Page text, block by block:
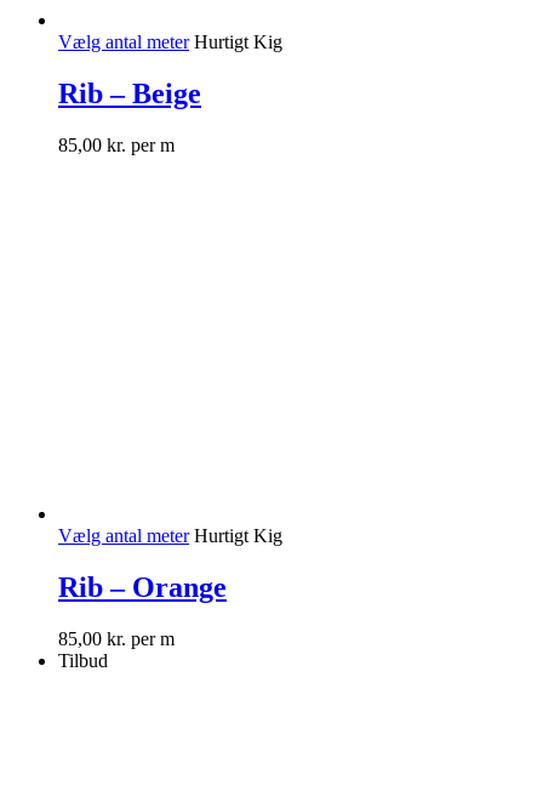
Vælg antal meter Hurtigt Kig
Rib – Beige
85,00 kr. per m
Vælg antal meter Hurtigt Kig
Rib – Orange
85,00 kr. per m
Tilbud